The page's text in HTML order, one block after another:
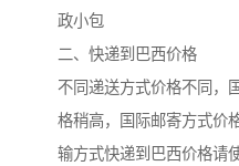
政小包
二、快递到巴西价格
不同递送方式价格不同，
格稍高，国际邮寄方式价
输方式快递到巴西价格请